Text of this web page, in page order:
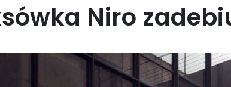
Niro